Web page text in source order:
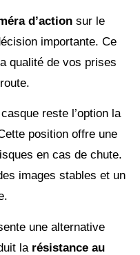
d’action sur le
importante. Ce
qualité de vos prises
reste l’option la
position offre une
en cas de chute.
images stables et un
une alternative
la résistance au